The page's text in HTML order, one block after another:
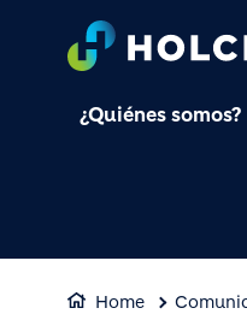
¿Quiénes somos?
Home